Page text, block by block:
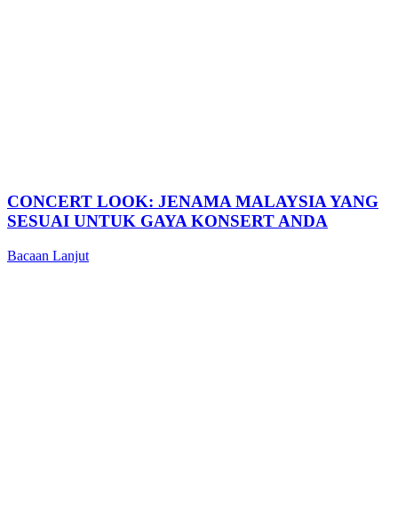
CONCERT LOOK: JENAMA MALAYSIA YANG
SESUAI UNTUK GAYA KONSERT ANDA
Bacaan Lanjut